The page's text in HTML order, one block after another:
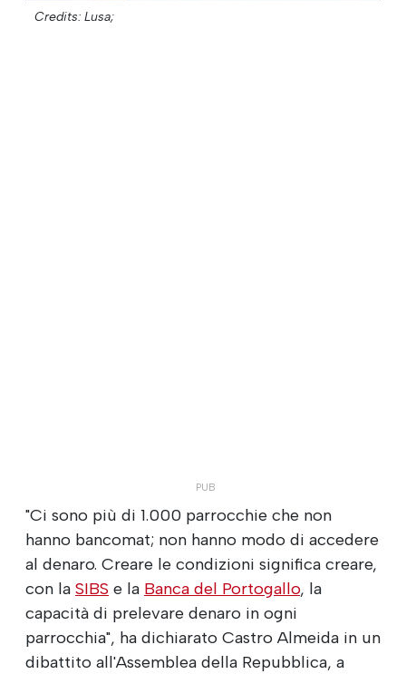
Credits: Lusa;
"Ci sono più di 1.000 parrocchie che non
hanno bancomat; non hanno modo di accedere
al denaro. Creare le condizioni significa creare,
con la SIBS e la Banca del Portogallo, la
capacità di prelevare denaro in ogni
parrocchia", ha dichiarato Castro Almeida in un
dibattito all'Assemblea della Repubblica, a